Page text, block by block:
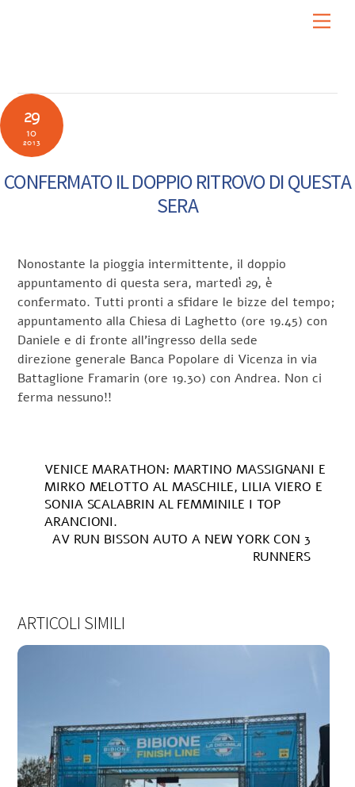
29
10
2013
CONFERMATO IL DOPPIO RITROVO DI QUESTA
SERA
Nonostante la pioggia intermittente, il doppio
appuntamento di questa sera, martedì 29, è
confermato. Tutti pronti a sfidare le bizze del tempo;
appuntamento alla Chiesa di Laghetto (ore 19.45) con
Daniele e di fronte all’ingresso della sede
direzione generale Banca Popolare di Vicenza in via
Battaglione Framarin (ore 19.30) con Andrea. Non ci
ferma nessuno!!
VENICE MARATHON: MARTINO MASSIGNANI E
MIRKO MELOTTO AL MASCHILE, LILIA VIERO E
SONIA SCALABRIN AL FEMMINILE I TOP
ARANCIONI.
AV RUN BISSON AUTO A NEW YORK CON 3
RUNNERS
ARTICOLI SIMILI